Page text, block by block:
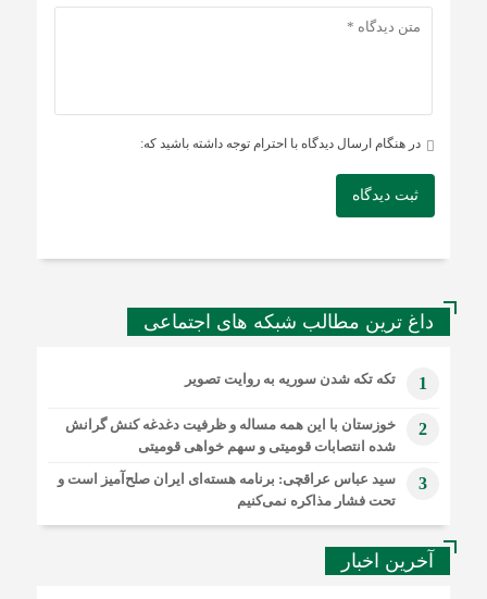
در هنگام ارسال دیدگاه با احترام توجه داشته باشید که:
ثبت دیدگاه
داغ ترین مطالب شبکه های اجتماعی
1 تکه تکه شدن سوریه به روایت تصویر
2
خوزستان با این همه مساله و ظرفیت دغدغه کنش گرانش
شده انتصابات قومیتی و سهم خواهی قومیتی
3
سید عباس عراقچی: برنامه هسته‌ای ایران صلح‌آمیز است و
تحت فشار مذاکره نمی‌کنیم
آخرین اخبار